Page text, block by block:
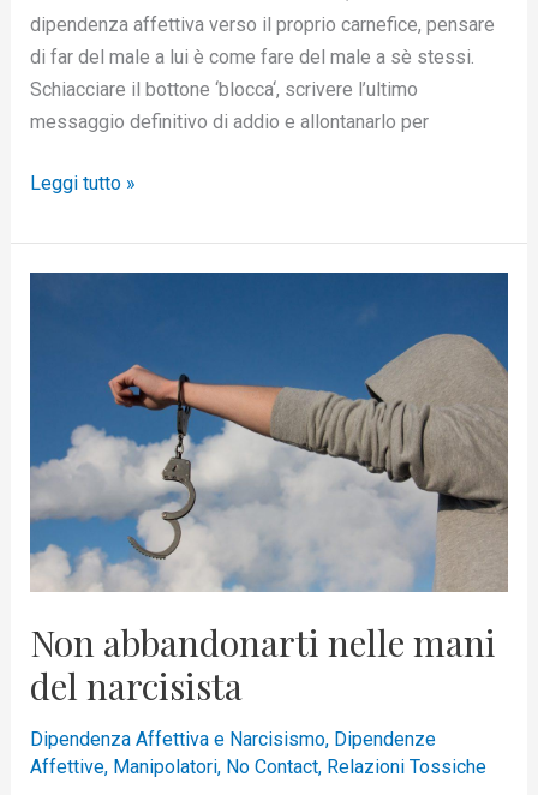
dipendenza affettiva verso il proprio carnefice, pensare
di far del male a lui è come fare del male a sè stessi.
Schiacciare il bottone ‘blocca‘, scrivere l’ultimo
messaggio definitivo di addio e allontanarlo per
Leggi tutto »
Non abbandonarti nelle mani
del narcisista
Dipendenza Affettiva e Narcisismo, Dipendenze
Affettive, Manipolatori, No Contact, Relazioni Tossiche
narcisista